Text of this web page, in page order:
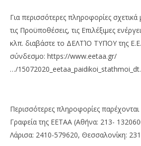
Για περισσότερες πληροφορίες
τις Προϋποθέσεις, τις Επιλέξιμες
κλπ. διαβάστε το ΔΕΛΤΊΟ ΤΥΠΟΥ της
σύνδεσμο: https://www.eetaa.gr/
…/
Περισσότερες πληροφορίες παρέχονται
Γραφεία της ΕΕΤΑΑ (Αθήνα: 213-
Λάρισα: 2410-579620, Θεσσαλονίκη: